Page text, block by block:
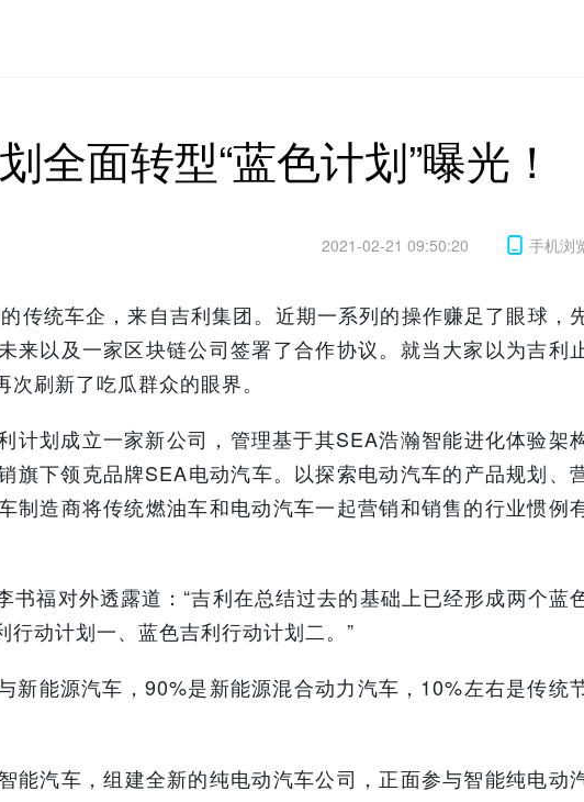
全面转型“蓝色计划”曝光！
2021-02-21 09:50:20 手机浏
传统车企，来自吉利集团。近期一系列的操作赚足了眼球，
来以及一家区块链公司签署了合作协议。就当大家以为吉利
刷新了吃瓜群众的眼界。
计划成立一家新公司，管理基于其SEA浩瀚智能进化体验架
旗下领克品牌SEA电动汽车。以探索电动汽车的产品规划、
制造商将传统燃油车和电动汽车一起营销和销售的行业惯例
书福对外透露道：“吉利在总结过去的基础上已经形成两个蓝
动计划一、蓝色吉利行动计划二。”
新能源汽车，90%是新能源混合动力汽车，10%左右是传统
能汽车，组建全新的纯电动汽车公司，正面参与智能纯电动